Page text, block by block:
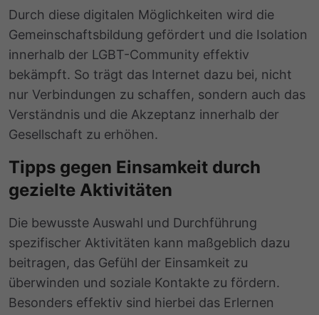
Durch diese digitalen Möglichkeiten wird die
Gemeinschaftsbildung gefördert und die Isolation
innerhalb der LGBT-Community effektiv
bekämpft. So trägt das Internet dazu bei, nicht
nur Verbindungen zu schaffen, sondern auch das
Verständnis und die Akzeptanz innerhalb der
Gesellschaft zu erhöhen.
Tipps gegen Einsamkeit durch
gezielte Aktivitäten
Die bewusste Auswahl und Durchführung
spezifischer Aktivitäten kann maßgeblich dazu
beitragen, das Gefühl der Einsamkeit zu
überwinden und soziale Kontakte zu fördern.
Besonders effektiv sind hierbei das Erlernen